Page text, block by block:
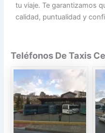
tu viaje. Te garantizamos
calidad, puntualidad y
Teléfonos De Taxis